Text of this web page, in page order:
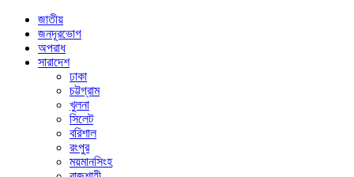
জাতীয়
জনদূরভোগ
অপরাধ
সারাদেশ
ঢাকা
চট্টগ্রাম
খুলনা
সিলেট
বরিশাল
রংপুর
ময়মানসিংহ